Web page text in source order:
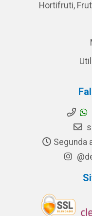
Hortifruti,
Segunda